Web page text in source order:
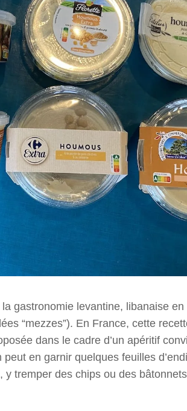
gastronomie levantine, libanaise
“mezzes”). En France, cette
dans le cadre d’un apéritif
en garnir quelques feuilles
tremper des chips ou des